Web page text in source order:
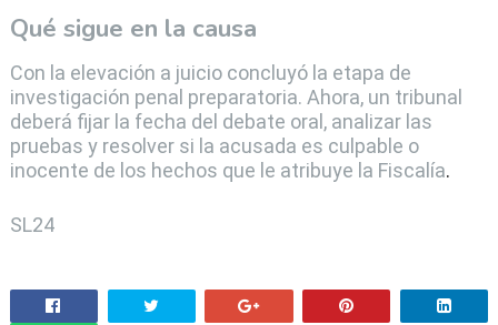
Qué sigue en la causa
Con la elevación a juicio concluyó la etapa de
investigación penal preparatoria. Ahora, un tribunal
deberá fijar la fecha del debate oral, analizar las
pruebas y resolver si la acusada es culpable o
inocente de los hechos que le atribuye la Fiscalía.
SL24